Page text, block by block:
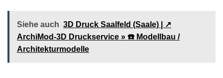
Siehe auch 3D Druck Saalfeld (Saale) | ↗️
ArchiMod-3D Druckservice » ☎️ Modellbau /
Architekturmodelle